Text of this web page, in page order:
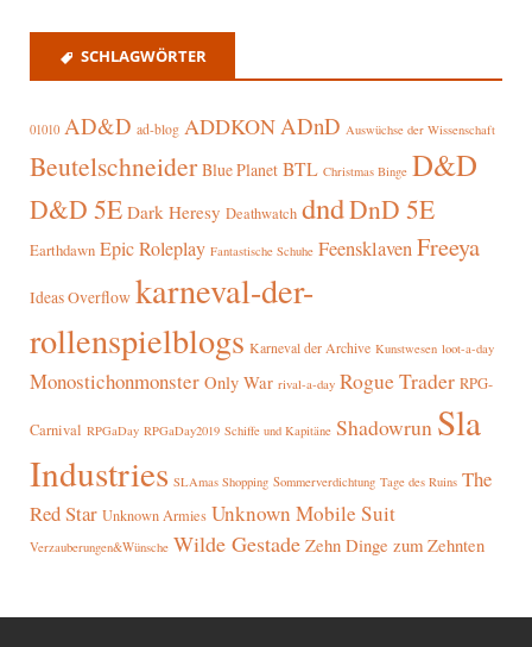
SCHLAGWÖRTER
01010 AD&D ad-blog ADDKONADnD Auswüchse der Wissenschaft
Beutelschneider Blue Planet BTL Christmas Binge D&D
D&D 5E Dark Heresy Deathwatch dndDnD 5E
Earthdawn Epic Roleplay Fantastische Schuhe FeensklavenFreeya
Ideas Overflow karneval-der-
rollenspielblogs Karneval der Archive Kunstwesen loot-a-day
Monostichonmonster Only War rival-a-day Rogue Trader RPG-
Carnival RPGaDay RPGaDay2019 Schiffe und Kapitäne Shadowrun Sla
Industries SLAmas Shopping Sommerverdichtung Tage des Ruins The
Red Star Unknown Armies Unknown Mobile Suit
Verzauberungen&Wünsche Wilde Gestade Zehn Dinge zum Zehnten